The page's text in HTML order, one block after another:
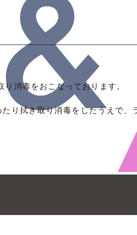
消毒をおこなっております。
り拭き取り消毒をしたうえで、